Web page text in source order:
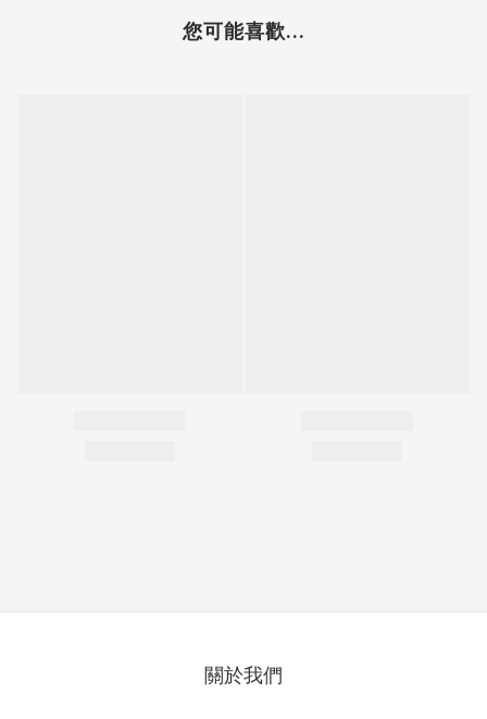
您可能喜歡...
關於我們